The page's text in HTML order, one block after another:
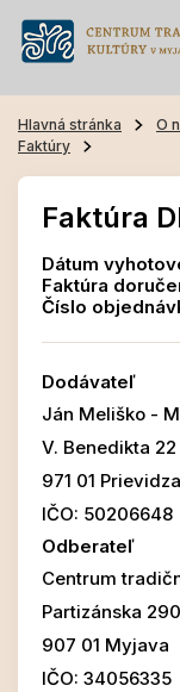
Hlavná stránka O
Faktúry
Faktúra
Dátum
Faktúra
Číslo
Dodávateľ
Ján Meliško -
V. Benedikta 22
971 01 Prievidza
IČO: 50206648
Odberateľ
Centrum
Partizánska
907 01 Myjava
IČO: 34056335